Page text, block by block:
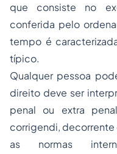
que consiste no
conferida pelo
tempo é
típico.
Qualquer pessoa
direito deve ser
penal ou extra
corrigendi,
as normas